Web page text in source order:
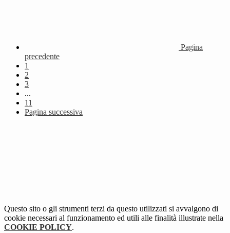
Pagina
precedente
1
2
3
...
11
Pagina successiva
Questo sito o gli strumenti terzi da questo utilizzati si avvalgono di
cookie necessari al funzionamento ed utili alle finalità illustrate nella
COOKIE POLICY.